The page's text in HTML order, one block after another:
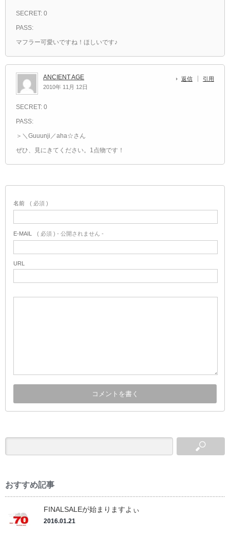
SECRET: 0
PASS:
マフラー可愛いですね！ほしいです♪
ANCIENT AGE
2010年 11月 12日
返信 引用
SECRET: 0
PASS:
＞＼Guuunji／aha☆さん
ぜひ、見にきてください。1点物です！
名前 ( 必須 )
E-MAIL ( 必須 ) - 公開されません -
URL
おすすめ記事
FINALSALEが始まりますよぃ
2016.01.21